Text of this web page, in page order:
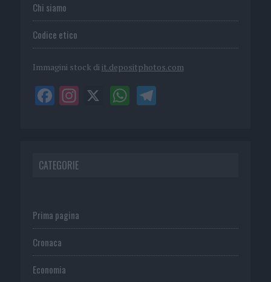
Chi siamo
Codice etico
Immagini stock di it.depositphotos.com
CATEGORIE
Prima pagina
Cronaca
Economia